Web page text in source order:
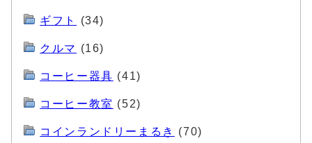
ギフト (34)
クルマ (16)
コーヒー器具 (41)
コーヒー教室 (52)
コインランドリーまるき (70)